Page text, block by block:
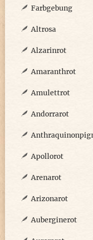
Farbgebung
Altrosa
Alzarinrot
Amaranthrot
Amulettrot
Andorrarot
Apollorot
Arenarot
Arizonarot
Auberginerot